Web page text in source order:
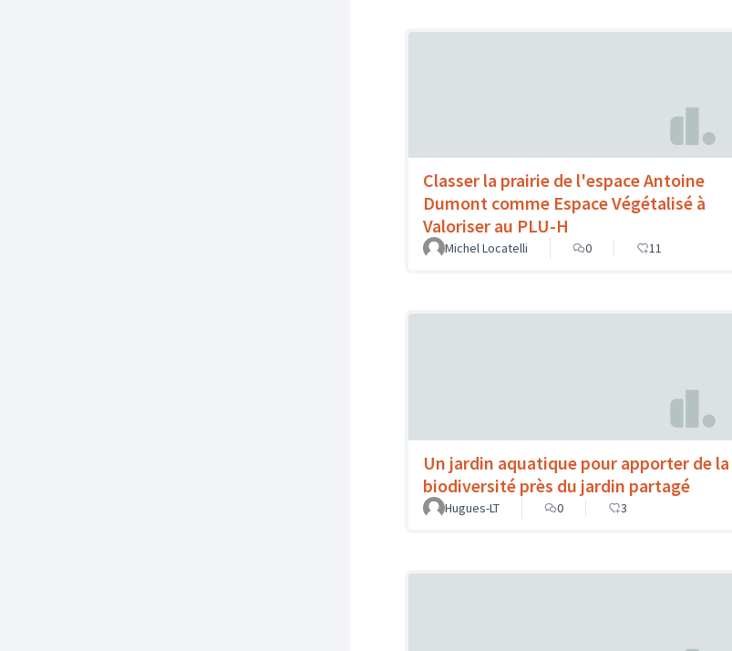
Classer la prairie de l'espace Antoine
Dumont comme Espace Végétalisé à
Valoriser au PLU-H
Michel Locatelli 0 11
Un jardin aquatique pour apporter de la
biodiversité près du jardin partagé
Hugues-LT 0 3